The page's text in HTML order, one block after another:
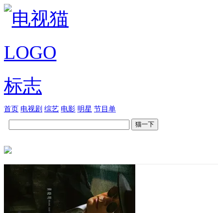
首页 电视剧 综艺 电影 明星 节目单
猫一下